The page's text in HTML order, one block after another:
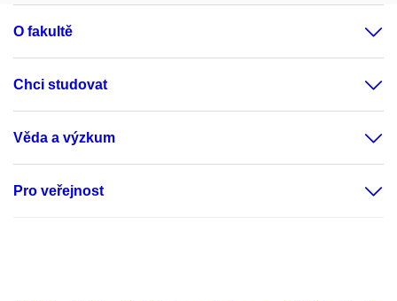
O fakultě
Chci studovat
Věda a výzkum
Pro veřejnost